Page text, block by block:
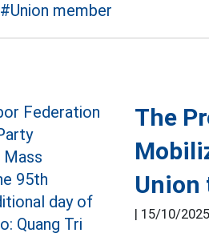
#Union member
The
Union
| 15/10/